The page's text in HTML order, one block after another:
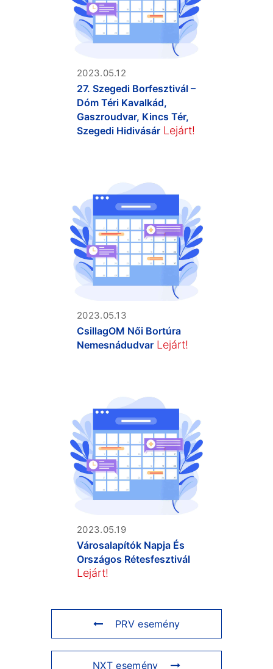
2023.05.12
27. Szegedi Borfesztivál –
Dóm Téri Kavalkád,
Gaszroudvar, Kincs Tér,
Szegedi Hidivásár Lejárt!
2023.05.13
CsillagOM Női Bortúra
Nemesnádudvar Lejárt!
2023.05.19
Városalapítók Napja És
Országos Rétesfesztivál
Lejárt!
PRV esemény
NXT esemény